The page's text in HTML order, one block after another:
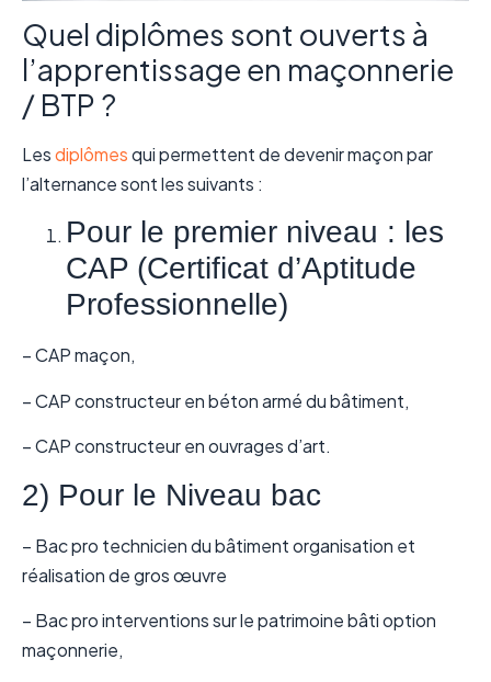
Quel diplômes sont ouverts à
l’apprentissage en maçonnerie
/ BTP ?
Lesdiplômesqui permettent de devenir maçon par
l’alternance sont les suivants :
Pour le premier niveau : les
CAP (Certificat d’Aptitude
Professionnelle)
– CAP maçon,
– CAP constructeur en béton armé du bâtiment,
– CAP constructeur en ouvrages d’art.
2) Pour le Niveau bac
– Bac pro technicien du bâtiment organisation et
réalisation de gros œuvre
– Bac pro interventions sur le patrimoine bâti option
maçonnerie,